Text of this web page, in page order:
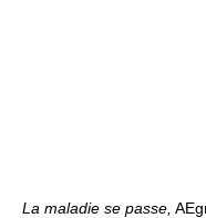
La maladie se passe,